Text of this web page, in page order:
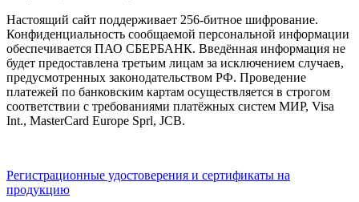
Настоящий сайт поддерживает 256-битное шифрование.
Конфиденциальность сообщаемой персональной информации
обеспечивается ПАО СБЕРБАНК. Введённая информация не
будет предоставлена третьим лицам за исключением случаев,
предусмотренных законодательством РФ. Проведение
платежей по банковским картам осуществляется в строгом
соответствии с требованиями платёжных систем МИР, Visa
Int., MasterCard Europe Sprl, JCB.
Регистрационные удостоверения и сертификаты на
продукцию